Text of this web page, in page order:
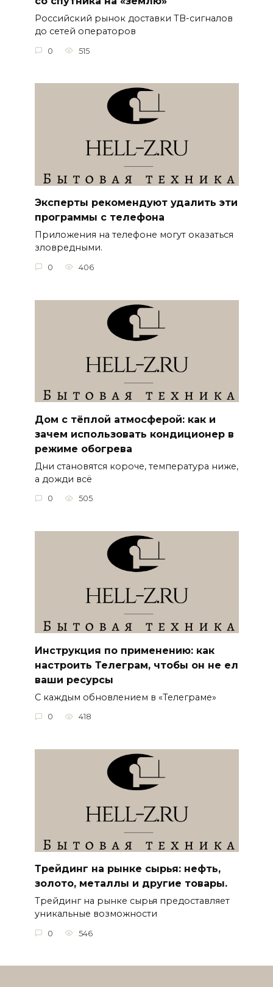
Российский рынок доставки ТВ-сигналов
до сетей операторов
0 515
Эксперты рекомендуют удалить эти
программы с телефона
Приложения на телефоне могут оказаться
зловредными.
0 406
Дом с тёплой атмосферой: как и
зачем использовать кондиционер в
режиме обогрева
Дни становятся короче, температура ниже,
а дожди всё
0 505
Инструкция по применению: как
настроить Телеграм, чтобы он не ел
ваши ресурсы
С каждым обновлением в «Телеграме»
0 418
Трейдинг на рынке сырья: нефть,
золото, металлы и другие товары.
Трейдинг на рынке сырья предоставляет
уникальные возможности
0 546